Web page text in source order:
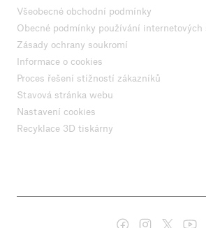
Všeobecné obchodní podmínky
Obecné podmínky používání internetových
Zásady ochrany soukromí
Informace o cookies
Proces řešení stížností zákazníků
Stavová stránka webu
Nastavení cookies
Recyklace 3D tiskárny